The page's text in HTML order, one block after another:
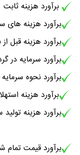
برآورد هزینه ثابت
برآورد هزینه های
برآورد هزینه قبل از
برآورد سرمایه در
برآورد نحوه
برآورد هزینه
برآورد هزینه تولید
برآورد قیمت تمام